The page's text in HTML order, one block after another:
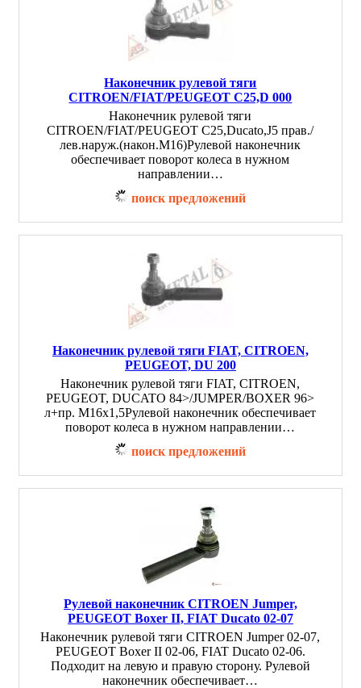
Наконечник рулевой тяги
CITROEN/FIAT/PEUGEOT C25,D 000
Наконечник рулевой тяги
CITROEN/FIAT/PEUGEOT C25,Ducato,J5 прав./
лев.наруж.(након.M16)Рулевой наконечник
обеспечивает поворот колеса в нужном
направлении…
поиск предложений
Наконечник рулевой тяги FIAT, CITROEN,
PEUGEOT, DU 200
Наконечник рулевой тяги FIAT, CITROEN,
PEUGEOT, DUCATO 84>/JUMPER/BOXER 96>
л+пр. M16x1,5Рулевой наконечник обеспечивает
поворот колеса в нужном направлении…
поиск предложений
Рулевой наконечник CITROEN Jumper,
PEUGEOT Boxer II, FIAT Ducato 02-07
Наконечник рулевой тяги CITROEN Jumper 02-07,
PEUGEOT Boxer II 02-06, FIAT Ducato 02-06.
Подходит на левую и правую сторону. Рулевой
наконечник обеспечивает…